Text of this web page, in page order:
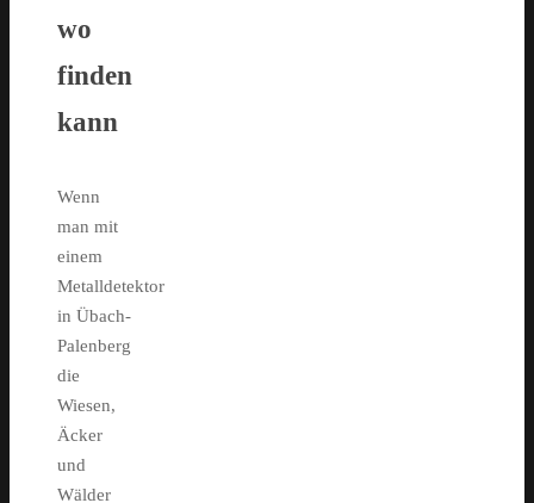
wo
finden
kann
Wenn
man mit
einem
Metalldetektor
in Übach-
Palenberg
die
Wiesen,
Äcker
und
Wälder